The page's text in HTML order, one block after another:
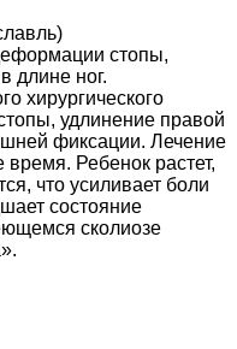
стопы,
длине ног.
хирургического
удлинение правой
фиксации. Лечение
Ребенок растет,
что усиливает боли
состояние
сколиозе